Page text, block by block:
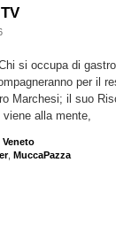
si occupa di
per il
Marchesi; il suo
alla mente,
Veneto
, MuccaPazza